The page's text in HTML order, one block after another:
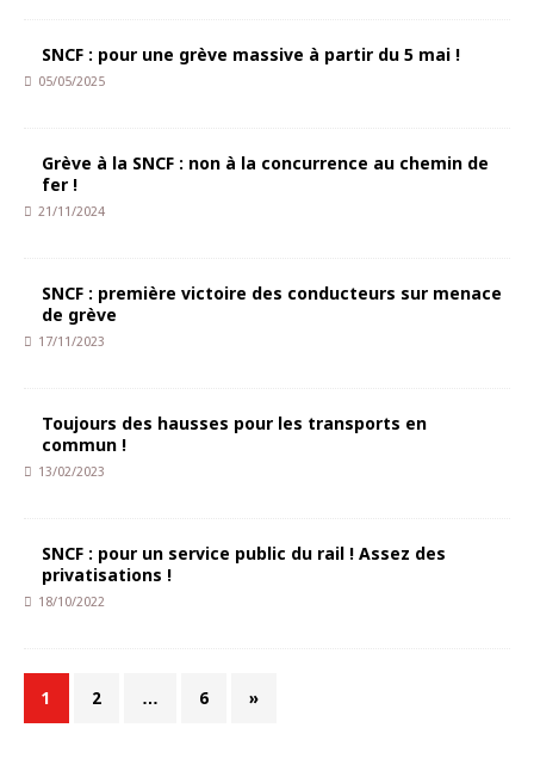
SNCF : pour une grève massive à partir du 5 mai !
05/05/2025
Grève à la SNCF : non à la concurrence au chemin de
fer !
21/11/2024
SNCF : première victoire des conducteurs sur menace
de grève
17/11/2023
Toujours des hausses pour les transports en
commun !
13/02/2023
SNCF : pour un service public du rail ! Assez des
privatisations !
18/10/2022
1 2 … 6 »